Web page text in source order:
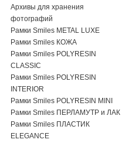
Архивы для хранения
фотографий
Рамки Smiles METAL LUXE
Рамки Smiles КОЖА
Рамки Smiles POLYRESIN
CLASSIC
Рамки Smiles POLYRESIN
INTERIOR
Рамки Smiles POLYRESIN MINI
Рамки Smiles ПЕРЛАМУТР и ЛАК
Рамки Smiles ПЛАСТИК
ELEGANCE